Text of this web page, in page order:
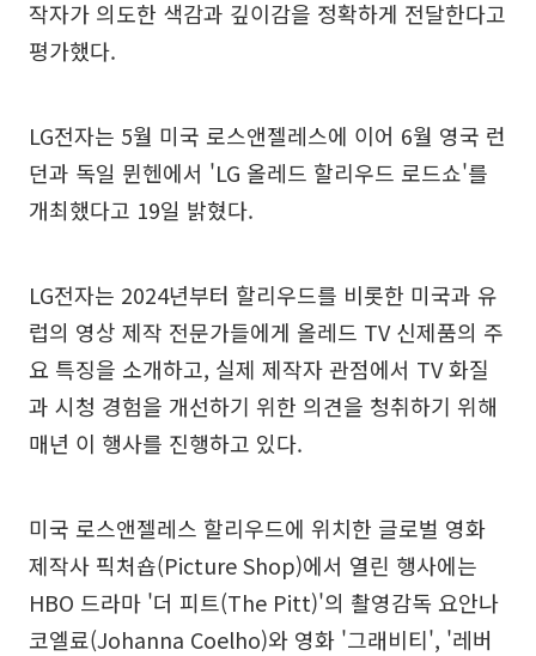
작자가 의도한 색감과 깊이감을 정확하게 전달한다고
평가했다.
LG전자는 5월 미국 로스앤젤레스에 이어 6월 영국 런
던과 독일 뮌헨에서 'LG 올레드 할리우드 로드쇼'를
개최했다고 19일 밝혔다.
LG전자는 2024년부터 할리우드를 비롯한 미국과 유
럽의 영상 제작 전문가들에게 올레드 TV 신제품의 주
요 특징을 소개하고, 실제 제작자 관점에서 TV 화질
과 시청 경험을 개선하기 위한 의견을 청취하기 위해
매년 이 행사를 진행하고 있다.
미국 로스앤젤레스 할리우드에 위치한 글로벌 영화
제작사 픽처숍(Picture Shop)에서 열린 행사에는
HBO 드라마 '더 피트(The Pitt)'의 촬영감독 요안나
코엘료(Johanna Coelho)와 영화 '그래비티', '레버